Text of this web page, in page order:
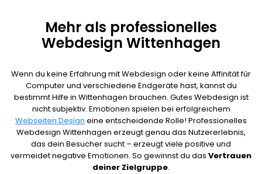
Mehr als professionelles
Webdesign Wittenhagen
Wenn du keine Erfahrung mit Webdesign oder keine Affinität für
Computer und verschiedene Endgeräte hast, kannst du
bestimmt Hilfe in Wittenhagen brauchen. Gutes Webdesign ist
nicht subjektiv. Emotionen spielen bei erfolgreichem
Webseiten Design eine entscheidende Rolle! Professionelles
Webdesign Wittenhagen erzeugt genau das Nutzererlebnis,
das dein Besucher sucht – erzeugt viele positive und
vermeidet negative Emotionen. So gewinnst du das Vertrauen
deiner Zielgruppe.